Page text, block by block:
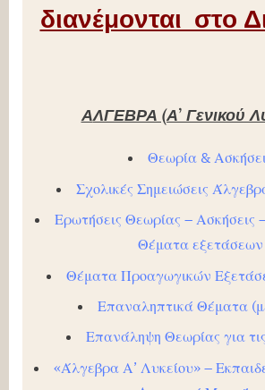
διανέμονται στο
ΑΛΓΕΒΡΑ (Α’ Γενικού
Θεωρία &
Σχολικές Σημειώσεις
Ερωτήσεις Θεωρίας – Ασκήσεις
Θέματα εξετάσεων
Θέματα Προαγωγικών
Επαναληπτικά Θέματα
Επανάληψη Θεωρίας για
«Άλγεβρα Α’ Λυκείου» –